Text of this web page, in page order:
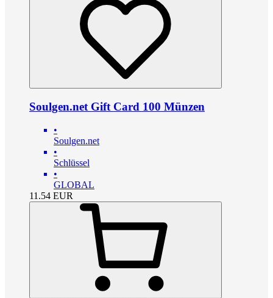
Soulgen.net Gift Card 100 Münzen
•
Soulgen.net
•
Schlüssel
•
GLOBAL
11.54 EUR